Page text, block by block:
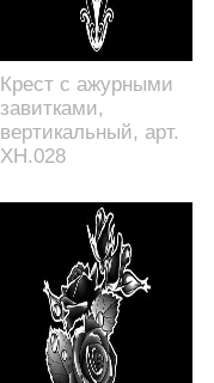
Крест с ажурными
завитками,
вертикальный, арт.
XH.028